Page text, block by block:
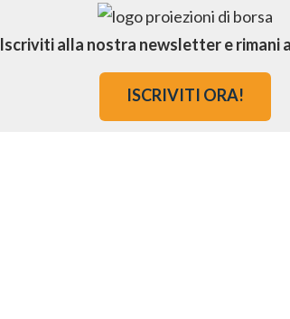
Iscriviti alla nostra newsletter e rimani
ISCRIVITI ORA!